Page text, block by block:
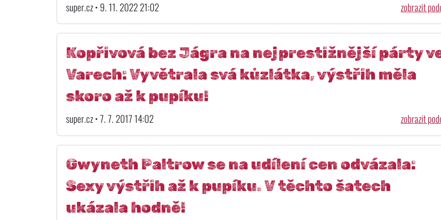
super.cz • 9. 11. 2022 21:02 zobrazit
Kopřivová bez Jágra na nejprestižnější párty
Varech: Vyvětrala svá kůzlátka, výstřih měla
skoro až k pupíku!
super.cz • 7. 7. 2017 14:02 zobrazit
Gwyneth Paltrow se na udílení cen odvázala:
Sexy výstřih až k pupíku. V těchto šatech
ukázala hodně!